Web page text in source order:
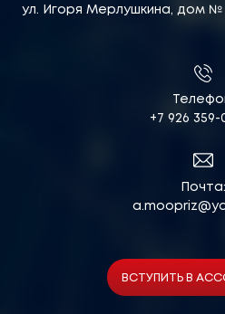
ул. Игоря Мерлушкина, дом №
+7 926
Почта:
ВСТУПИТЬ В